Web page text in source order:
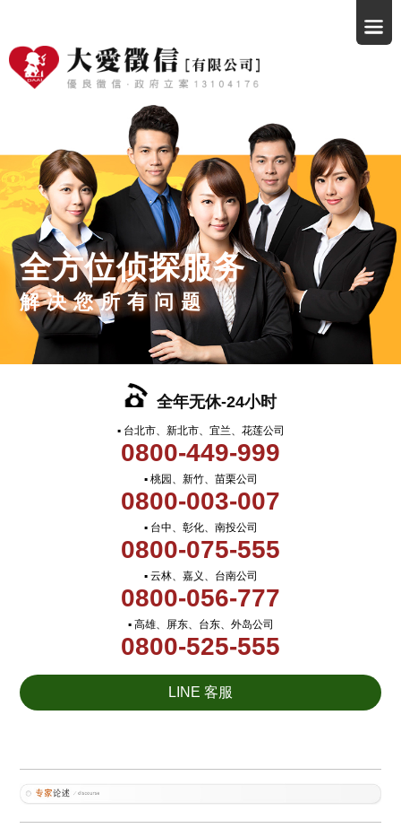
全方位侦探服务
解决您所有问题
全年无休-24小时
▪ 台北市、新北市、宜兰、花莲公司
0800-449-999
▪ 桃园、新竹、苗栗公司
0800-003-007
▪ 台中、彰化、南投公司
0800-075-555
▪ 云林、嘉义、台南公司
0800-056-777
▪ 高雄、屏东、台东、外岛公司
0800-525-555
LINE 客服